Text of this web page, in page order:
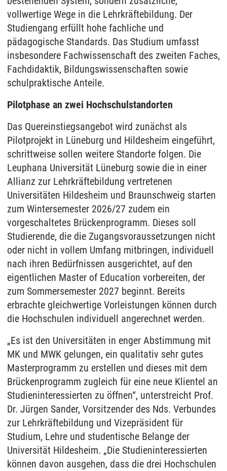
vollwertige Wege in die Lehrkräftebildung. Der
Studiengang erfüllt hohe fachliche und
pädagogische Standards. Das Studium umfasst
insbesondere Fachwissenschaft des zweiten Faches,
Fachdidaktik, Bildungswissenschaften sowie
schulpraktische Anteile.
Pilotphase an zwei Hochschulstandorten
Das Quereinstiegsangebot wird zunächst als
Pilotprojekt in Lüneburg und Hildesheim eingeführt,
schrittweise sollen weitere Standorte folgen. Die
Leuphana Universität Lüneburg sowie die in einer
Allianz zur Lehrkräftebildung vertretenen
Universitäten Hildesheim und Braunschweig starten
zum Wintersemester 2026/27 zudem ein
vorgeschaltetes Brückenprogramm. Dieses soll
Studierende, die die Zugangsvoraussetzungen nicht
oder nicht in vollem Umfang mitbringen, individuell
nach ihren Bedürfnissen ausgerichtet, auf den
eigentlichen Master of Education vorbereiten, der
zum Sommersemester 2027 beginnt. Bereits
erbrachte gleichwertige Vorleistungen können durch
die Hochschulen individuell angerechnet werden.
„Es ist den Universitäten in enger Abstimmung mit
MK und MWK gelungen, ein qualitativ sehr gutes
Masterprogramm zu erstellen und dieses mit dem
Brückenprogramm zugleich für eine neue Klientel an
Studieninteressierten zu öffnen“, unterstreicht Prof.
Dr. Jürgen Sander, Vorsitzender des Nds. Verbundes
zur Lehrkräftebildung und Vizepräsident für
Studium, Lehre und studentische Belange der
Universität Hildesheim. „Die Studieninteressierten
können davon ausgehen, dass die drei Hochschulen